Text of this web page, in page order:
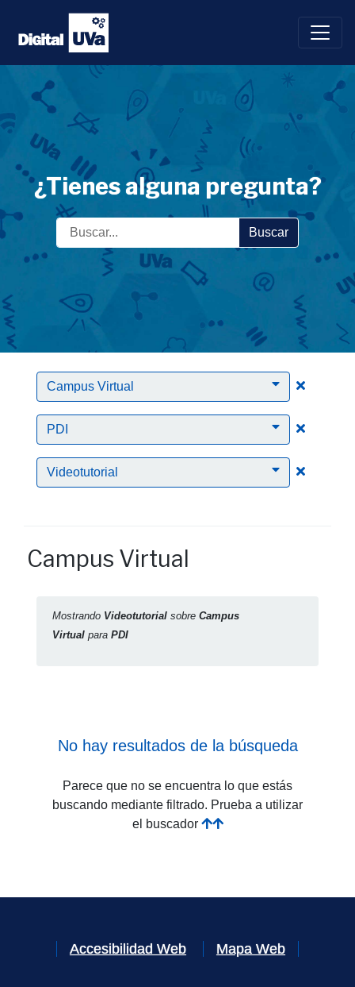
Saltar
contenido
¿Tienes alguna pregunta?
Buscar
Campus Virtual Clic
PDI Clic
Videotutorial Clic
Campus Virtual
Mostrando Videotutorial sobre Campus
Virtual para PDI
No hay resultados de la búsqueda
Parece que no se encuentra lo que estás
buscando mediante filtrado. Prueba a utilizar
el buscador
Accesibilidad Web Mapa Web